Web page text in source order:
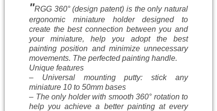
"RGG 360° (design patent) is the only natural
ergonomic miniature holder designed to
create the best connection between you and
your miniature, help you adopt the best
painting position and minimize unnecessary
movements. The perfected painting handle.
Unique features
– Universal mounting putty: stick any
miniature 10 to 50mm bases
– The only holder with smooth 360° rotation to
help you achieve a better painting at every